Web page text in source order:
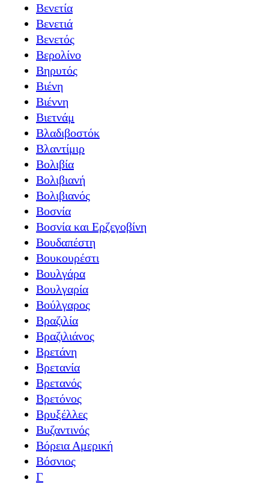
Βενετία
Βενετιά
Βενετός
Βερολίνο
Βηρυτός
Βιένη
Βιέννη
Βιετνάμ
Βλαδιβοστόκ
Βλαντίμιρ
Βολιβία
Βολιβιανή
Βολιβιανός
Βοσνία
Βοσνία και Ερζεγοβίνη
Βουδαπέστη
Βουκουρέστι
Βουλγάρα
Βουλγαρία
Βούλγαρος
Βραζιλία
Βραζιλιάνος
Βρετάνη
Βρετανία
Βρετανός
Βρετόνος
Βρυξέλλες
Βυζαντινός
Βόρεια Αμερική
Βόσνιος
Γ